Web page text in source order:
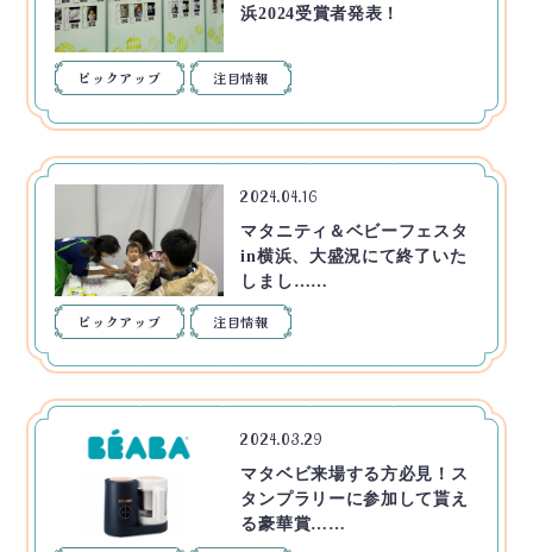
浜2024受賞者発表！
ピックアップ 注目情報
2024.04.16
マタニティ＆ベビーフェスタ
in横浜、大盛況にて終了いた
しまし……
ピックアップ 注目情報
2024.03.29
マタベビ来場する方必見！ス
タンプラリーに参加して貰え
る豪華賞……